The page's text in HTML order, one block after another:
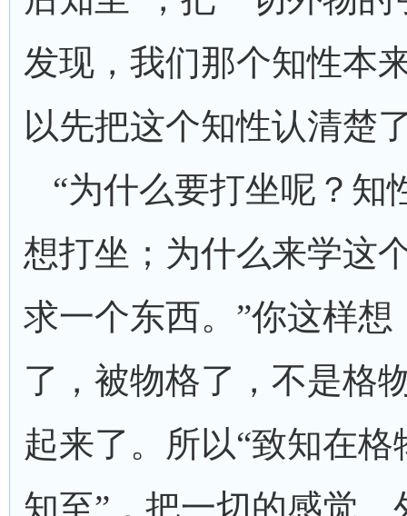
发现，我们那个知性本
以先把这个知性认清楚
“为什么要打坐呢？知
想打坐；为什么来学这
求一个东西。”你这样想
了，被物格了，不是格
起来了。所以“致知在
知至”，把一切的感觉